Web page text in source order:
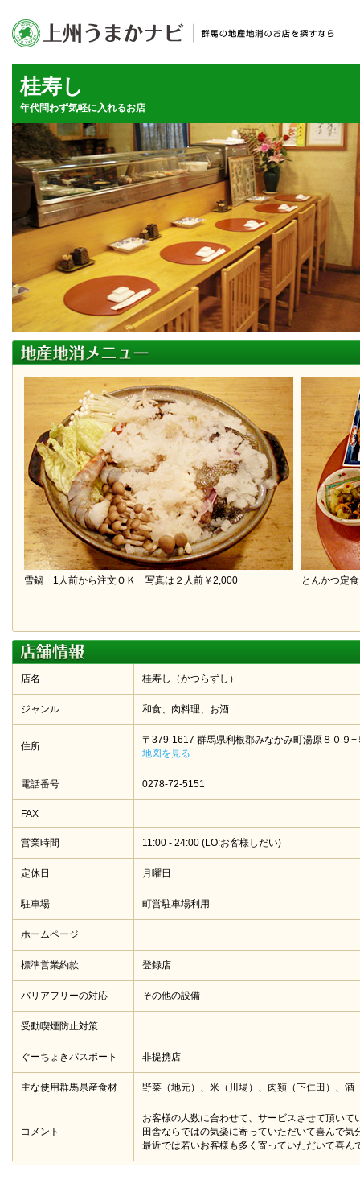
桂寿し
年代問わず気軽に入れるお店
雪鍋 1人前から注文ＯＫ 写真は２人前￥2,000 とんかつ定
店名 桂寿し（かつらずし）
ジャンル 和食、肉料理、お酒
住所
〒379-1617 群馬県利根郡みなかみ町湯原８０９−
地図を見る
電話番号 0278-72-5151
FAX
営業時間 11:00 - 24:00 (LO:お客様しだい)
定休日 月曜日
駐車場 町営駐車場利用
ホームページ
標準営業約款 登録店
バリアフリーの対応 その他の設備
受動喫煙防止対策
ぐーちょきパスポート 非提携店
主な使用群馬県産食材 野菜（地元）、米（川場）、肉類（下仁田）、酒
コメント
お客様の人数に合わせて、サービスさせて頂いて
田舎ならではの気楽に寄っていただいて喜んで
最近では若いお客様も多く寄っていただいて喜ん